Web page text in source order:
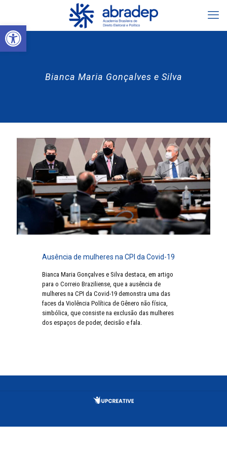
Abrir a barra de ferramentas
Bianca Maria Gonçalves e Silva
Ausência de mulheres na CPI da Covid-19
Bianca Maria Gonçalves e Silva destaca, em artigo
para o Correio Braziliense, que a ausência de
mulheres na CPI da Covid-19 demonstra uma das
faces da Violência Política de Gênero não física,
simbólica, que consiste na exclusão das mulheres
dos espaços de poder, decisão e fala.